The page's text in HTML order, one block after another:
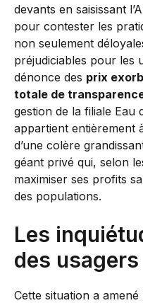
devants en saisissant
pour contester les
non seulement
préjudiciables pour les
dénonce des prix
totale de
gestion de la filiale Eau
appartient entièrement
d’une colère
géant privé qui, selon
maximiser ses profits
des populations.
Les
des usagers
Cette situation a